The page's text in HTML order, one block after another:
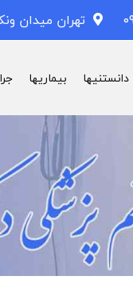
تهران میدان
دانستنیها بیماریها